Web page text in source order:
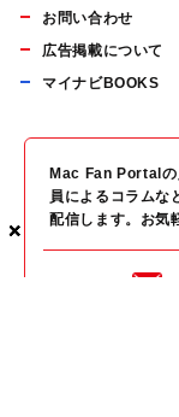
×
×
×
お問い合わせ
広告掲載について
マイナビBOOKS
Mac Fan Portalの
員によるコラムな
配信します。お気